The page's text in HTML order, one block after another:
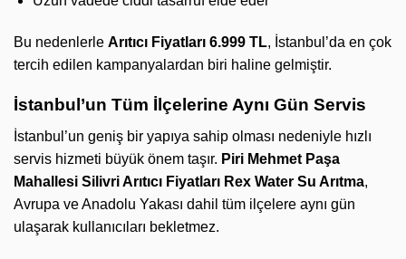
Bu nedenlerle Arıtıcı Fiyatları 6.999 TL, İstanbul’da en çok
tercih edilen kampanyalardan biri haline gelmiştir.
İstanbul’un Tüm İlçelerine Aynı Gün Servis
İstanbul’un geniş bir yapıya sahip olması nedeniyle hızlı
servis hizmeti büyük önem taşır. Piri Mehmet Paşa
Mahallesi Silivri Arıtıcı Fiyatları Rex Water Su Arıtma,
Avrupa ve Anadolu Yakası dahil tüm ilçelere aynı gün
ulaşarak kullanıcıları bekletmez.